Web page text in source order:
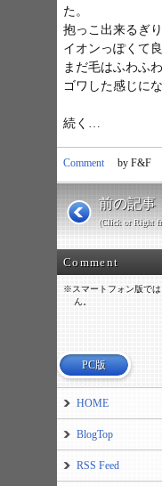
た。
抱っこ出来るぎ
イオンっぽくて
まだ毛はふわふ
ゴワした感じにな
続く…
Comment by F&F
前の記事
(Click or Right
Comment
※スマートフォン版で
ん。
PC版
HOME
BlogTop
RSS Feed